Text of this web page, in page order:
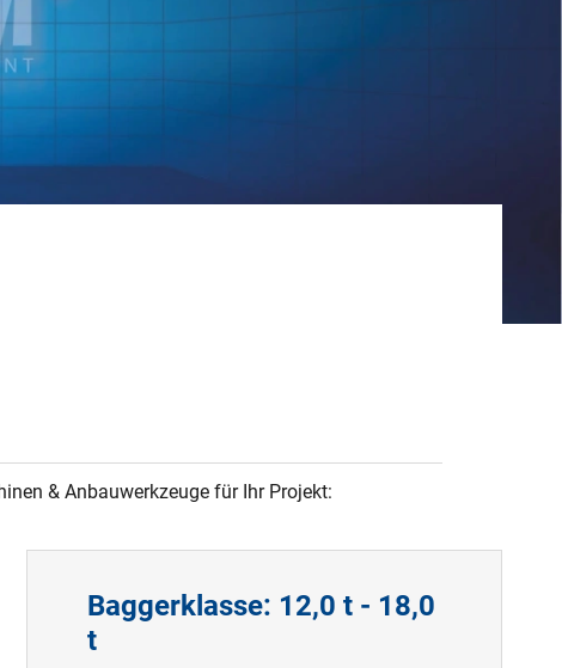
& Anbauwerkzeuge für Ihr Projekt:
Baggerklasse: 12,0 t - 18,0
t